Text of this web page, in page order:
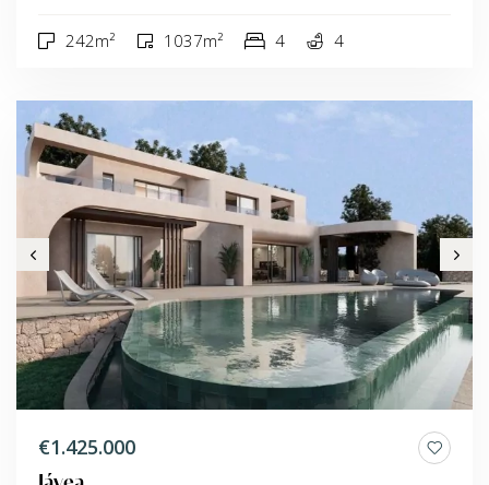
242m² 1037m² 4 4
€1.425.000